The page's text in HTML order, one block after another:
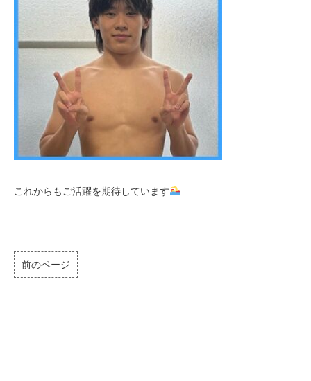
これからもご活躍を期待しています
前のページ